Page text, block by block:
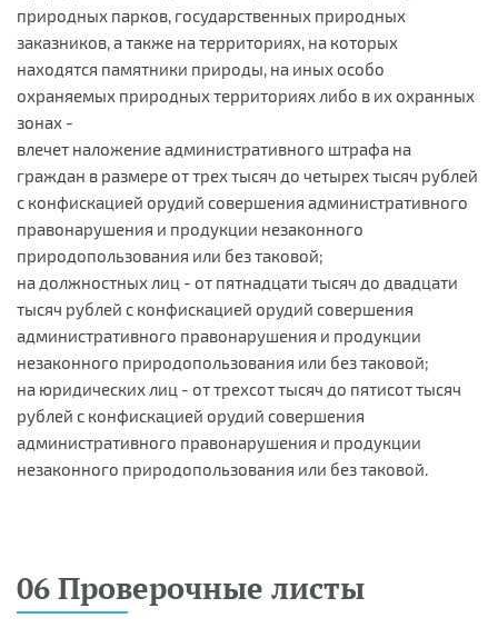
природных парков, государственных природных
заказников, а также на территориях, на которых
находятся памятники природы, на иных особо
охраняемых природных территориях либо в их охранных
зонах -
влечет наложение административного штрафа на
граждан в размере от трех тысяч до четырех тысяч рублей
с конфискацией орудий совершения административного
правонарушения и продукции незаконного
природопользования или без таковой;
на должностных лиц - от пятнадцати тысяч до двадцати
тысяч рублей с конфискацией орудий совершения
административного правонарушения и продукции
незаконного природопользования или без таковой;
на юридических лиц - от трехсот тысяч до пятисот тысяч
рублей с конфискацией орудий совершения
административного правонарушения и продукции
незаконного природопользования или без таковой.
06 Проверочные листы